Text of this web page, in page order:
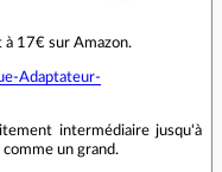
à 17€ sur Amazon.
Adaptateur-
intermédiaire jusqu'à
un grand.